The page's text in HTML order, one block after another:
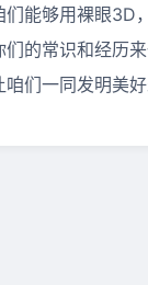
们能够用裸眼3D
们的常识和经历
们一同发明美